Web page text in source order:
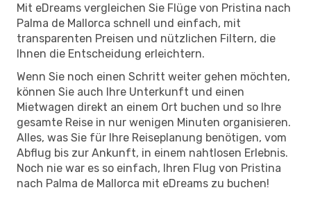
Mit eDreams vergleichen Sie Flüge von Pristina nach
Palma de Mallorca schnell und einfach, mit
transparenten Preisen und nützlichen Filtern, die
Ihnen die Entscheidung erleichtern.
Wenn Sie noch einen Schritt weiter gehen möchten,
können Sie auch Ihre Unterkunft und einen
Mietwagen direkt an einem Ort buchen und so Ihre
gesamte Reise in nur wenigen Minuten organisieren.
Alles, was Sie für Ihre Reiseplanung benötigen, vom
Abflug bis zur Ankunft, in einem nahtlosen Erlebnis.
Noch nie war es so einfach, Ihren Flug von Pristina
nach Palma de Mallorca mit eDreams zu buchen!